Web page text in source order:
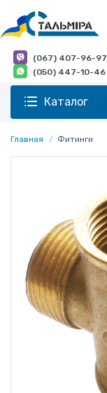
(067) 407-96-97
(050) 447-10-46
Каталог
Главная Фитинги